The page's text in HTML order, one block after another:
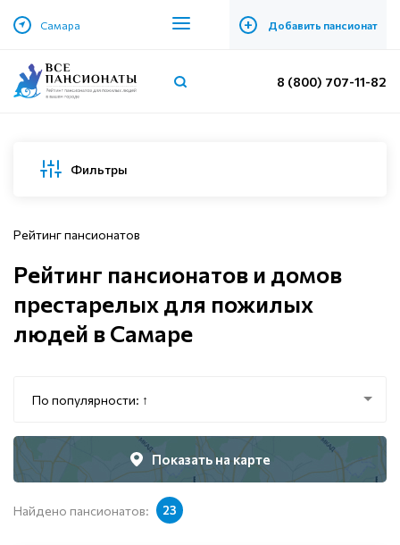
Самара + Добавить пансионат
8 (800) 707-11-82
Фильтры
Рейтинг пансионатов
Рейтинг пансионатов и домов
престарелых для пожилых
людей в Самаре
По популярности: ↑
Показать на карте
Найдено пансионатов: 23